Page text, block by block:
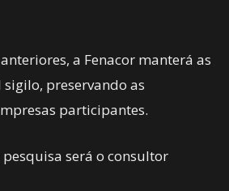
a Fenacor manterá as
preservando as
participantes.
será o consultor